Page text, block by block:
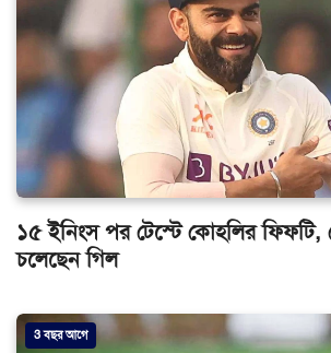
১৫ ইনিংস পর টেস্টে কোহলির ফিফটি,
চলেছেন গিল
3 বছর আগে